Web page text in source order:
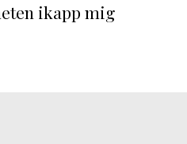
ikapp mig